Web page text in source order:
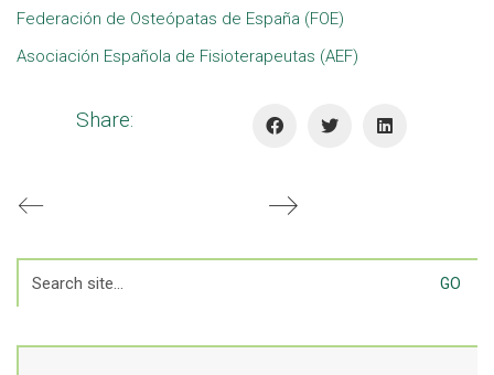
Federación de Osteópatas de España (FOE)
Asociación Española de Fisioterapeutas (AEF)
Share:
for: